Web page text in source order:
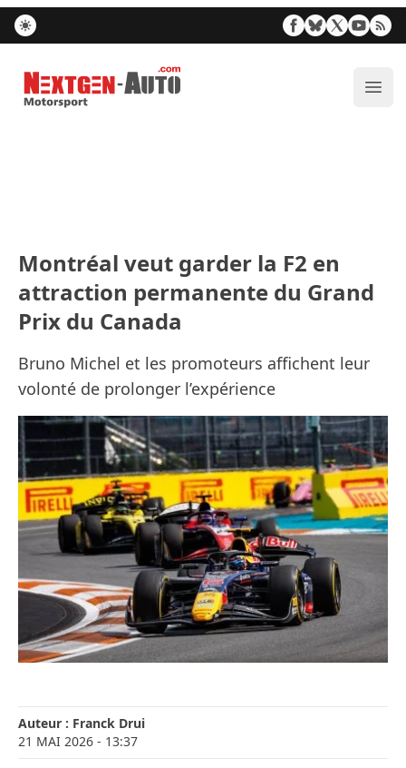
Nextgen-Auto.com
Montréal veut garder la F2 en
attraction permanente du Grand
Prix du Canada
Bruno Michel et les promoteurs affichent leur
volonté de prolonger l’expérience
Auteur : Franck Drui
21 MAI 2026 - 13:37